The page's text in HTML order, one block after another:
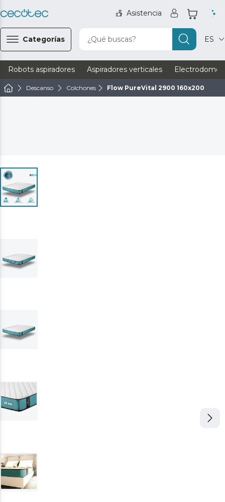
Asistencia
Categorías ¿Qué buscas? ES
Robots aspiradores Aspiradores verticales
Descanso Colchones Flow PureVital 2900 160x200